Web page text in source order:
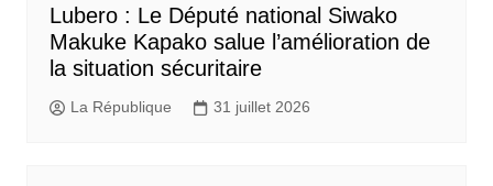
Lubero : Le Député national Siwako
Makuke Kapako salue l’amélioration de
la situation sécuritaire
La République 31 juillet 2026